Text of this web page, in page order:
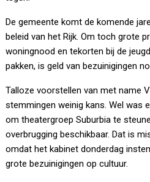
De gemeente komt de komende
beleid van het Rijk. Om toch grote
woningnood en tekorten bij de
pakken, is geld van bezuinigingen
Talloze voorstellen van met name
stemmingen weinig kans. Wel was
om theatergroep Suburbia te
overbrugging beschikbaar. Dat is
omdat het kabinet donderdag
grote bezuinigingen op cultuur.